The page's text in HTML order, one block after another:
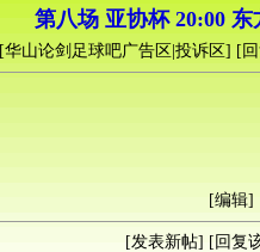
第八场 亚协杯 20:00 东
[华山论剑足球吧广告区|投诉区] [
[编辑]
[发表新帖] [回复